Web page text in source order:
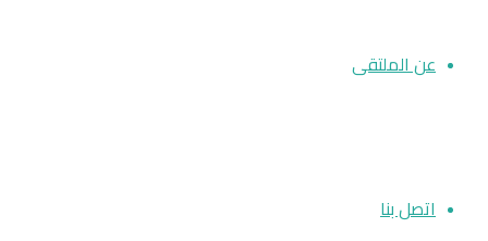
عن الملتقى
اتصل بنا